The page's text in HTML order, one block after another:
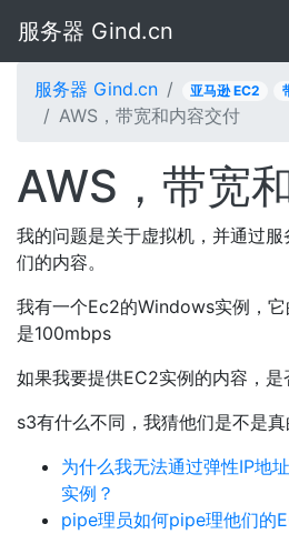
服务器 Gind.cn
服务器 Gind.cn 亚马逊 EC2
AWS，带宽和内容交付
AWS，带宽
我的问题是关于虚拟机，并通过
们的内容。
我有一个Ec2的Windows实例，
是100mbps
如果我要提供EC2实例的内容，是
s3有什么不同，我猜他们是不是
为什么我无法通过弹性IP地
实例？
pipe理员如何pipe理他们的